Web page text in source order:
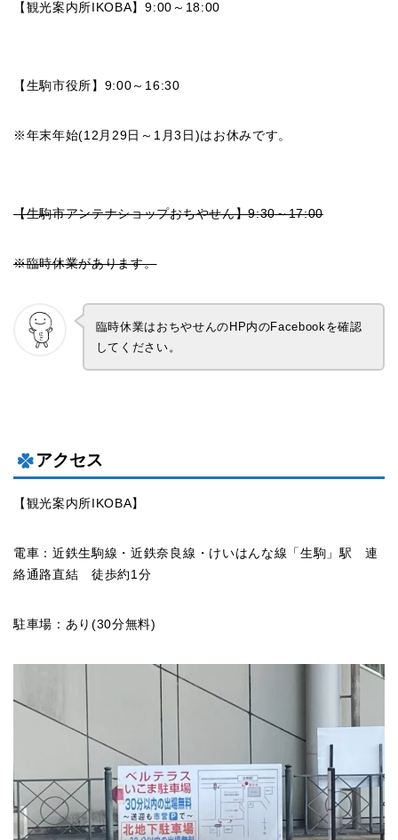
【観光案内所IKOBA】9:00～18:00
【生駒市役所】9:00～16:30
※年末年始(12月29日～1月3日)はお休みです。
【生駒市アンテナショップおちやせん】9:30～17:00
※臨時休業があります。
臨時休業はおちやせんのHP内のFacebookを確認
してください。
アクセス
【観光案内所IKOBA】
電車：近鉄生駒線・近鉄奈良線・けいはんな線「生駒」駅 連
絡通路直結 徒歩約1分
駐車場：あり(30分無料)